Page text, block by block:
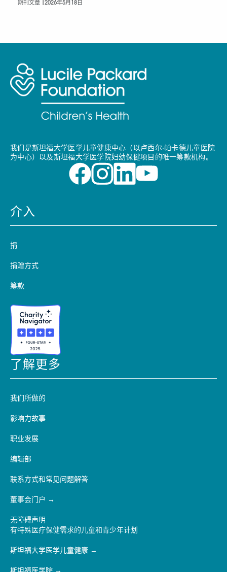
期刊文章 | 2026年5月18日
我们是斯坦福大学医学儿童健康中心（以卢西尔·帕卡德儿童医院
为中心）以及斯坦福大学医学院妇幼保健项目的唯一筹款机构。
介入
捐
捐赠方式
筹款
了解更多
我们所做的
影响力故事
职业发展
编辑部
联系方式和常见问题解答
董事会门户
无障碍声明
有特殊医疗保健需求的儿童和青少年计划
斯坦福大学医学儿童健康